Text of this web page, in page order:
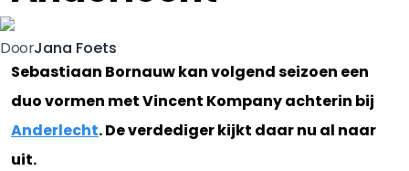
DoorJana Foets
Sebastiaan Bornauw kan volgend seizoen een
duo vormen met Vincent Kompany achterin bij
Anderlecht. De verdediger kijkt daar nu al naar
uit.